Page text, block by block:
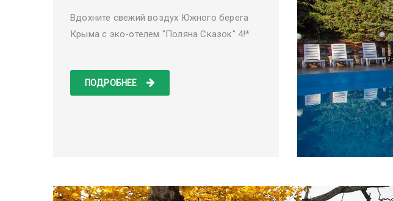
Вдохните свежий воздух Южного берега
Крыма с эко-отелем "Поляна Сказок" 4!*
ПОДРОБНЕЕ